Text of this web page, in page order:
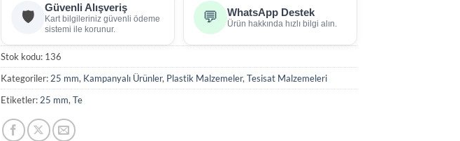
🛡️
Güvenli Alışveriş
Kart bilgileriniz güvenli ödeme
sistemi ile korunur.
💬 WhatsApp Destek
Ürün hakkında hızlı bilgi alın.
Stok kodu: 136
Kategoriler: 25 mm, Kampanyalı Ürünler, Plastik Malzemeler, Tesisat Malzemeleri
Etiketler: 25 mm, Te